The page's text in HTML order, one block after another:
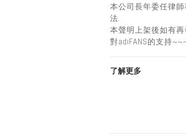
本公司長年委任律
法.
本聲明上架後如有
對adiFANS的支持
了解更多